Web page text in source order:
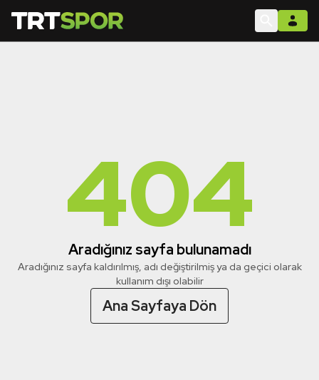
404
Aradığınız sayfa bulunamadı
Aradığınız sayfa kaldırılmış, adı değiştirilmiş ya da geçici olarak
kullanım dışı olabilir
Ana Sayfaya Dön